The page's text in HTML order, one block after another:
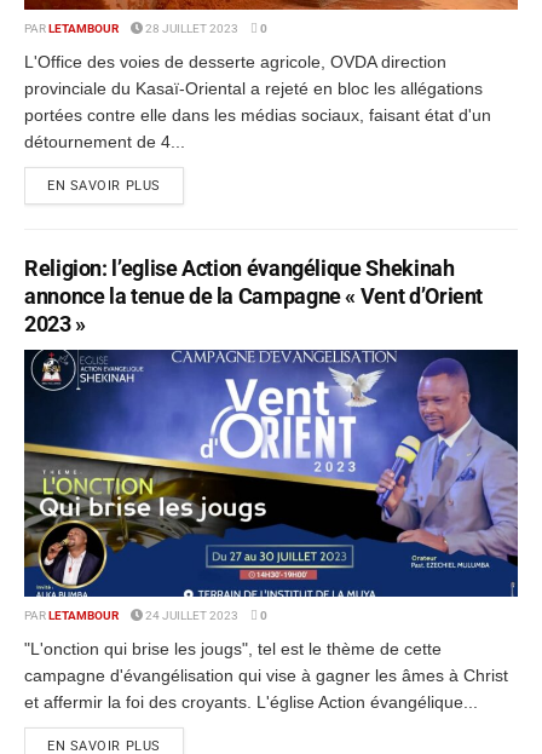
PAR LETAMBOUR 28 JUILLET 2023 0
L'Office des voies de desserte agricole, OVDA direction
provinciale du Kasaï-Oriental a rejeté en bloc les allégations
portées contre elle dans les médias sociaux, faisant état d'un
détournement de 4...
EN SAVOIR PLUS
Religion: l’eglise Action évangélique Shekinah
annonce la tenue de la Campagne « Vent d’Orient
2023 »
PAR LETAMBOUR 24 JUILLET 2023 0
"L'onction qui brise les jougs", tel est le thème de cette
campagne d'évangélisation qui vise à gagner les âmes à Christ
et affermir la foi des croyants. L'église Action évangélique...
EN SAVOIR PLUS